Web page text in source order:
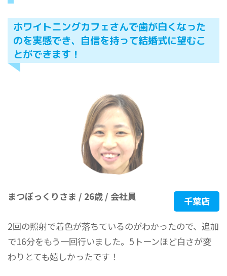
ホワイトニングカフェさんで歯が白くなった
のを実感でき、自信を持って結婚式に望むこ
とができます！
まつぼっくりさま / 26歳 / 会社員 千葉店
2回の照射で着色が落ちているのがわかったので、追加
で16分をもう一回行いました。5トーンほど白さが変
わりとても嬉しかったです！